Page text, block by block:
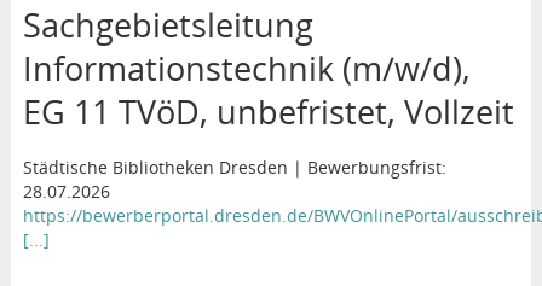
Sachgebietsleitung
Informationstechnik (m/w/d),
EG 11 TVöD, unbefristet, Vollzeit
Städtische Bibliotheken Dresden | Bewerbungsfrist:
28.07.2026
https://bewerberportal.dresden.de/BWVOnlinePortal/
[...]